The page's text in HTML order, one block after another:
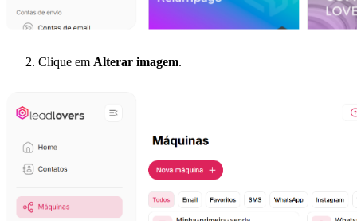
Clique em Alterar imagem.